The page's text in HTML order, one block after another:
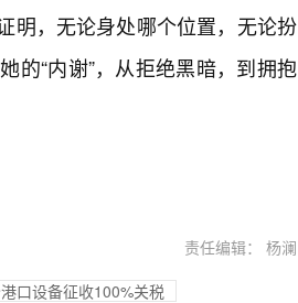
明，无论身处哪个位置，无论扮
的“内谢”，从拒绝黑暗，到拥抱
责任编辑： 杨澜
口设备征收100%关税